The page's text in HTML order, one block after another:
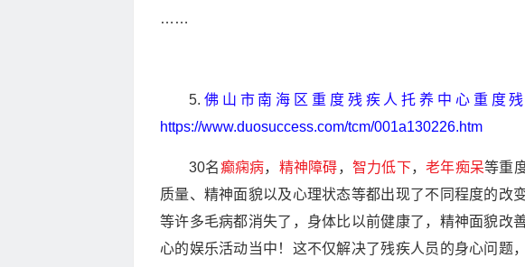
……
5. 佛山市南海区重度残疾人托养中心重度
https://www.duosuccess.com/tcm/001a130226.htm
30名癫痫病， 精神障碍， 智力低下，老年痴呆等重
质量、精神面貌以及心理状态等都出现了不同程度的改
等许多毛病都消失了，身体比以前健康了，精神面貌改
心的娱乐活动当中！这不仅解决了残疾人员的身心问题